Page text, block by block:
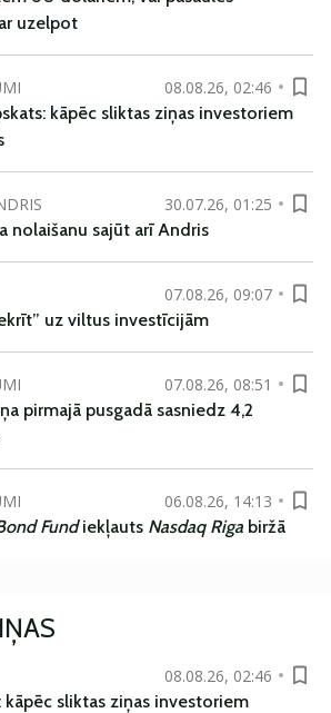
uzelpot
08.08.26, 02:46
kāpēc sliktas ziņas investoriem
30.07.26, 01:25
nolaišanu sajūt arī Andris
07.08.26, 09:07
uz viltus investīcijām
07.08.26, 08:51
pirmajā pusgadā sasniedz 4,2
06.08.26, 14:13
Fundiekļauts Nasdaq Riga biržā
08.08.26, 02:46
kāpēc sliktas ziņas investoriem